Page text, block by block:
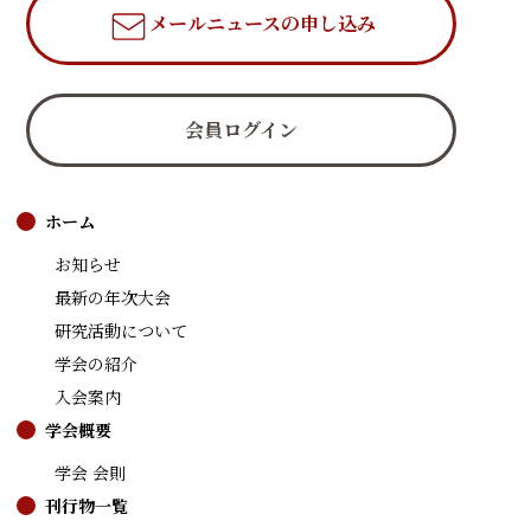
メールニュースの申し込み
会員ログイン
ホーム
お知らせ
最新の年次大会
研究活動について
学会の紹介
入会案内
学会概要
学会 会則
刊行物一覧